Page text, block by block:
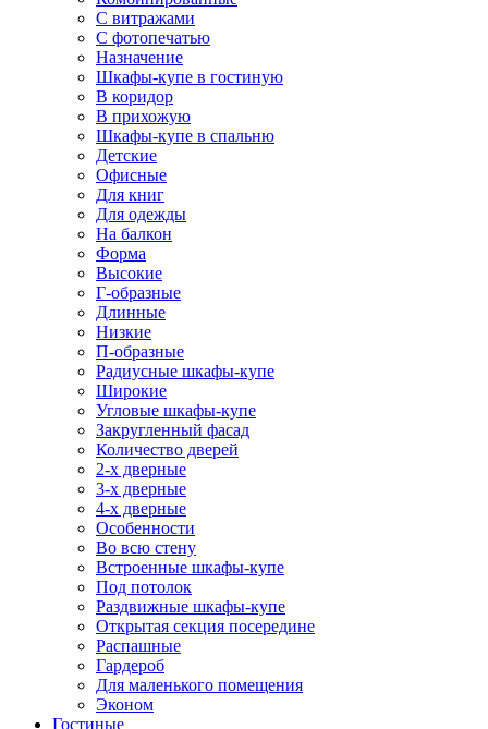
С витражами
С фотопечатью
Назначение
Шкафы-купе в гостиную
В коридор
В прихожую
Шкафы-купе в спальню
Детские
Офисные
Для книг
Для одежды
На балкон
Форма
Высокие
Г-образные
Длинные
Низкие
П-образные
Радиусные шкафы-купе
Широкие
Угловые шкафы-купе
Закругленный фасад
Количество дверей
2-х дверные
3-х дверные
4-х дверные
Особенности
Во всю стену
Встроенные шкафы-купе
Под потолок
Раздвижные шкафы-купе
Открытая секция посередине
Распашные
Гардероб
Для маленького помещения
Эконом
Гостиные